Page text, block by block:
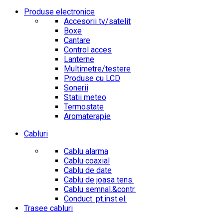
Produse electronice
Accesorii tv/satelit
Boxe
Cantare
Control acces
Lanterne
Multimetre/testere
Produse cu LCD
Sonerii
Statii meteo
Termostate
Aromaterapie
Cabluri
Cablu alarma
Cablu coaxial
Cablu de date
Cablu de joasa tens.
Cablu semnal.&contr.
Conduct. pt.inst.el.
Trasee cabluri